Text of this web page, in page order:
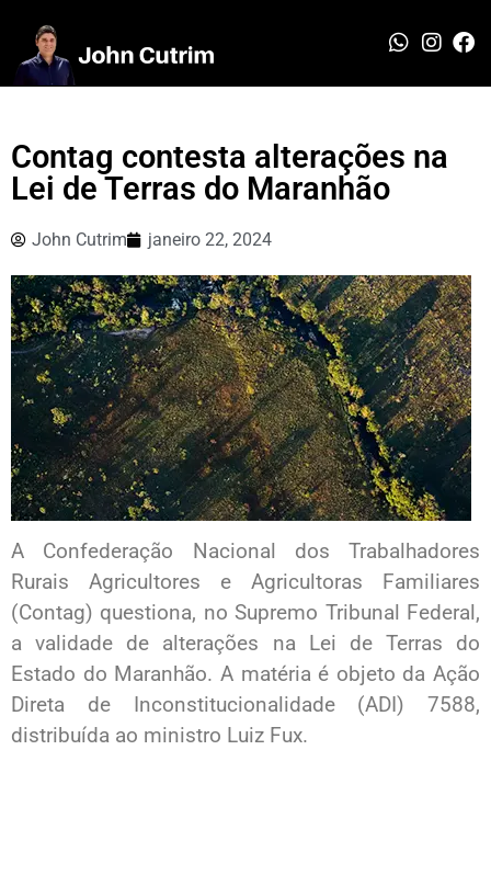
Contag contesta alterações na
Lei de Terras do Maranhão
John Cutrim janeiro 22, 2024
A Confederação Nacional dos Trabalhadores
Rurais Agricultores e Agricultoras Familiares
(Contag) questiona, no Supremo Tribunal Federal,
a validade de alterações na Lei de Terras do
Estado do Maranhão. A matéria é objeto da Ação
Direta de Inconstitucionalidade (ADI) 7588,
distribuída ao ministro Luiz Fux.